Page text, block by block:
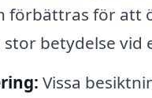
förbättras för att
stor betydelse vid
Vissa